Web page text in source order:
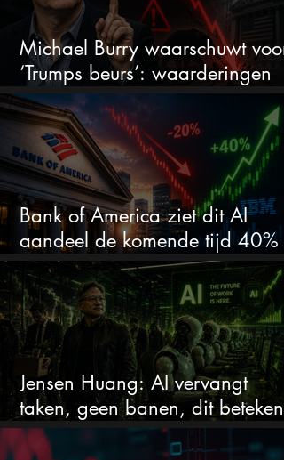
Michael Burry waarschuwt voor
‘Trumps beurs’: waarderingen
doen er niet meer toe
Bank of America ziet dit AI
aandeel de komende tijd 40%
stijgen na 20% daling
Jensen Huang: AI vervangt
taken, geen banen, dit betekent
het voor AI-aandelen